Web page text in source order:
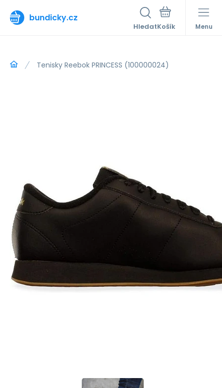
bundicky.cz
Hledat Menu
Tenisky Reebok PRINCESS (100000024)